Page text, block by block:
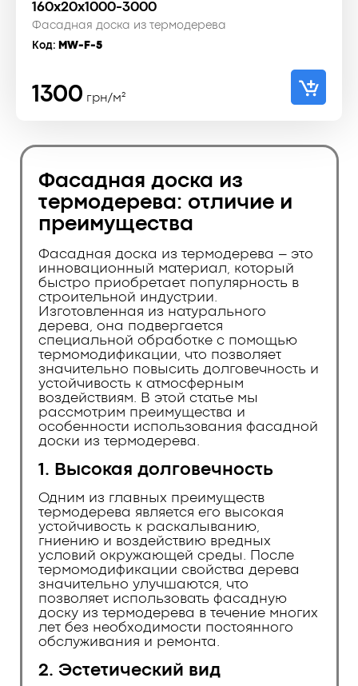
160x20x1000-3000
Фасадная доска из термодерева
Код: MW-F-5
1300 грн/м²
Фасадная доска из
термодерева: отличие и
преимущества
Фасадная доска из термодерева – это
инновационный материал, который
быстро приобретает популярность в
строительной индустрии.
Изготовленная из натурального
дерева, она подвергается
специальной обработке с помощью
термомодификации, что позволяет
значительно повысить долговечность и
устойчивость к атмосферным
воздействиям. В этой статье мы
рассмотрим преимущества и
особенности использования фасадной
доски из термодерева.
1. Высокая долговечность
Одним из главных преимуществ
термодерева является его высокая
устойчивость к раскалыванию,
гниению и воздействию вредных
условий окружающей среды. После
термомодификации свойства дерева
значительно улучшаются, что
позволяет использовать фасадную
доску из термодерева в течение многих
лет без необходимости постоянного
обслуживания и ремонта.
2. Эстетический вид